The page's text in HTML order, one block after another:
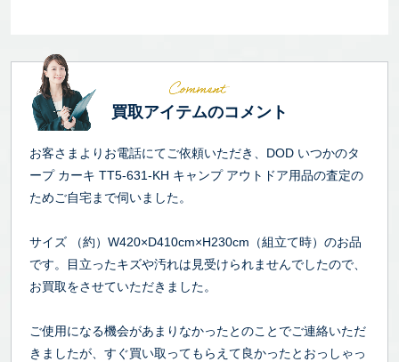
買取アイテムのコメント
お客さまよりお電話にてご依頼いただき、DOD いつかのタ
ープ カーキ TT5-631-KH キャンプ アウトドア用品の査定の
ためご自宅まで伺いました。
サイズ （約）W420×D410cm×H230cm（組立て時）のお品
です。目立ったキズや汚れは見受けられませんでしたので、
お買取をさせていただきました。
ご使用になる機会があまりなかったとのことでご連絡いただ
きましたが、すぐ買い取ってもらえて良かったとおっしゃっ